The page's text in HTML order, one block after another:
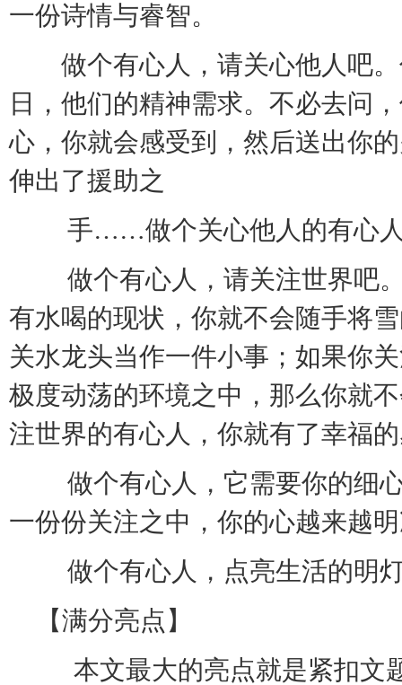
一份诗情与睿智。
做个有心人，请关心他人吧
日，他们的精神需求。不必去问
心，你就会感受到，然后送出你
伸出了援助之
手……做个关心他人的有心
做个有心人，请关注世界吧
有水喝的现状，你就不会随手将
关水龙头当作一件小事；如果你
极度动荡的环境之中，那么你就
注世界的有心人，你就有了幸福
做个有心人，它需要你的细
一份份关注之中，你的心越来
做个有心人，点亮生活的明
【满分亮点】
本文最大的亮点就是紧扣文